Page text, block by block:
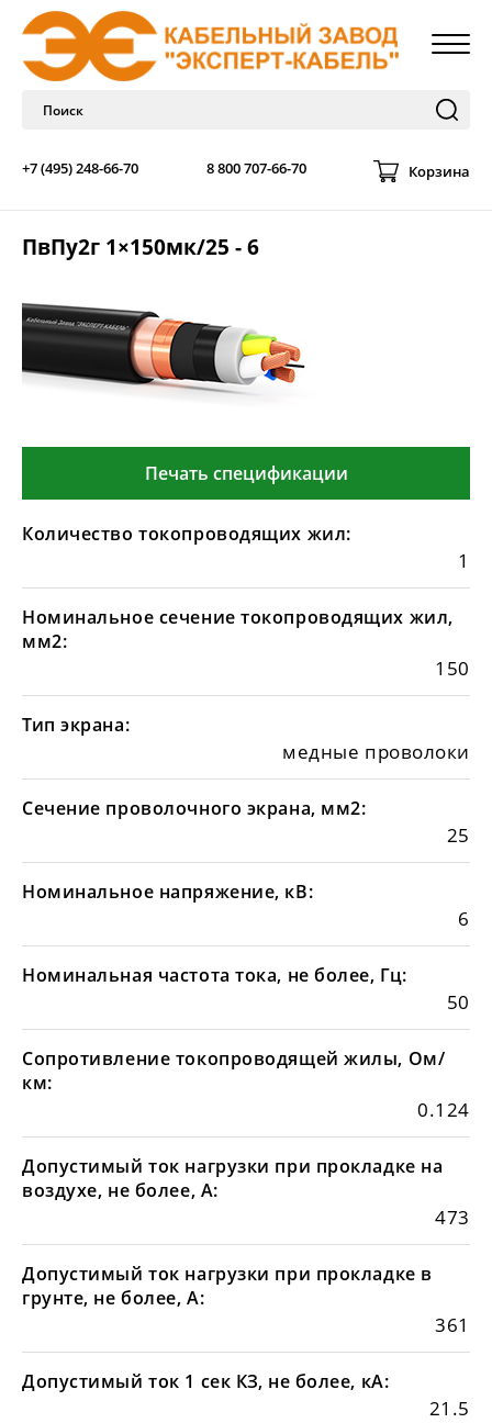
+7 (495) 248-66-70 8 800 707-66-70 Корзина
ПвПу2г 1×150мк/25 - 6
Печать спецификации
Количество токопроводящих жил:
1
Номинальное сечение токопроводящих жил,
мм2:
150
Тип экрана:
медные проволоки
Сечение проволочного экрана, мм2:
25
Номинальное напряжение, кВ:
6
Номинальная частота тока, не более, Гц:
50
Сопротивление токопроводящей жилы, Ом/
км:
0.124
Допустимый ток нагрузки при прокладке на
воздухе, не более, А:
473
Допустимый ток нагрузки при прокладке в
грунте, не более, А:
361
Допустимый ток 1 сек КЗ, не более, кА:
21.5